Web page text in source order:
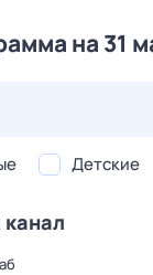
на 31
Детские